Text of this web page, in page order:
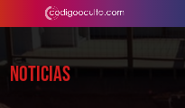
NOTICIAS